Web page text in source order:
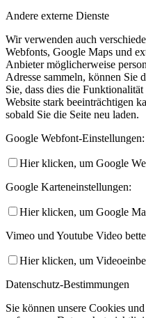
Andere externe Dienste
Wir verwenden auch
Webfonts, Google Maps und
Anbieter möglicherweise
Adresse sammeln, können Sie
Sie, dass dies die
Website stark beeinträchtigen
sobald Sie die Seite neu laden.
Google Webfont-Einstellungen:
Hier klicken, um Google
Google Karteneinstellungen:
Hier klicken, um Google
Vimeo und Youtube Video
Hier klicken, um
Datenschutz-Bestimmungen
Sie können unsere Cookies